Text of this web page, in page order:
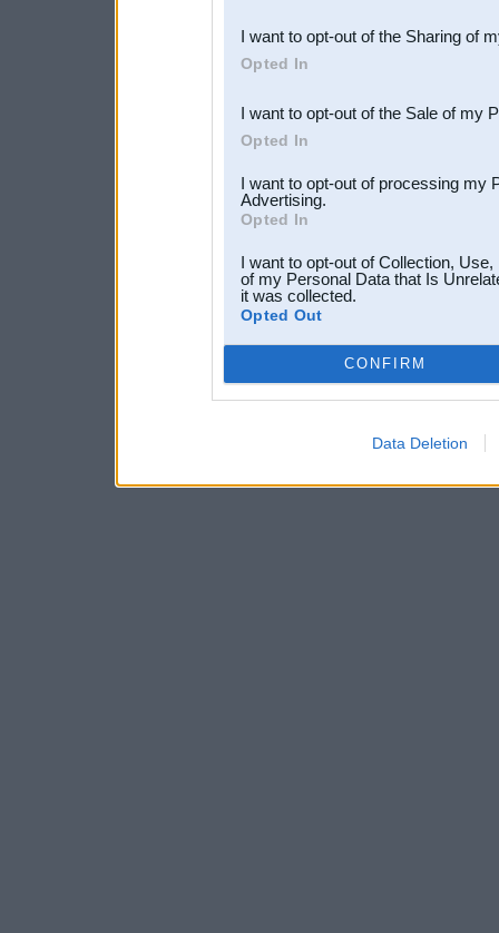
Downstream Participants
third parties.
I want to opt-out of the Sharing of
Opted In
I want to opt-out of the Sale of my
Opted In
I want to opt-out of processing my
Advertising.
Opted In
I want to opt-out of Collection,
of my Personal Data that Is
it was collected.
Opted Out
CONFIRM
Data Deletion